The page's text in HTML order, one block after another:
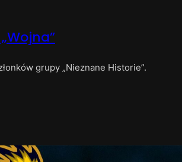
grupy „Nieznane Historie”.